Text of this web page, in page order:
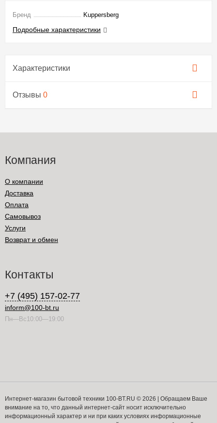
Бренд Kuppersberg
Подробные характеристики
Характеристики
Отзывы 0
Компания
О компании
Доставка
Оплата
Самовывоз
Услуги
Возврат и обмен
Контакты
+7 (495) 157-02-77
inform@100-bt.ru
Пн—Вс10:00—19:00
Интернет-магазин бытовой техники 100-BT.RU © 2026 | Обращаем Ваше
внимание на то, что данный интернет-сайт носит исключительно
информационный характер и ни при каких условиях информационные